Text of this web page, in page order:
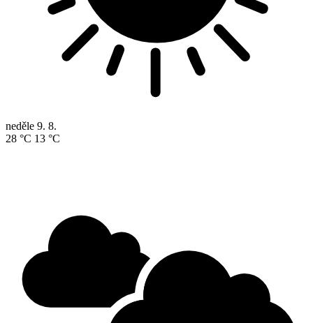
neděle 9. 8.
28 °C 13 °C